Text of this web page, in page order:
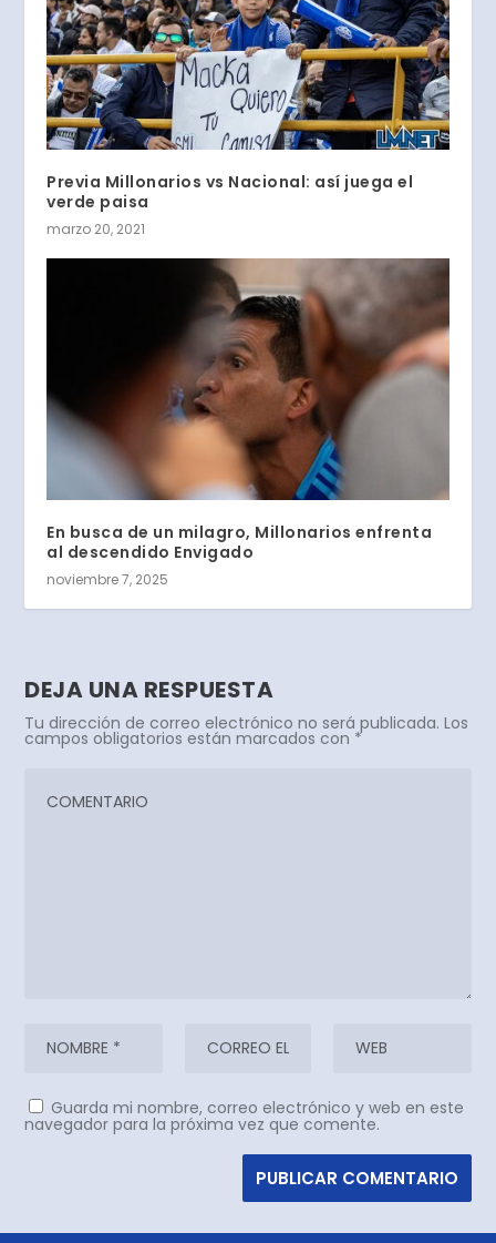
Previa Millonarios vs Nacional: así juega el
verde paisa
marzo 20, 2021
En busca de un milagro, Millonarios enfrenta
al descendido Envigado
noviembre 7, 2025
DEJA UNA RESPUESTA
Tu dirección de correo electrónico no será publicada. Los
campos obligatorios están marcados con *
Guarda mi nombre, correo electrónico y web en este
navegador para la próxima vez que comente.